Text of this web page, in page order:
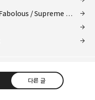
Rick Ross (Feat. Big K.R.I.T, Ma$e & Fabolous / Supreme - Remix
다른 글